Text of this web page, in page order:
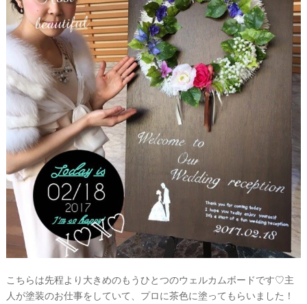
こちらは先程より大きめのもうひとつのウェルカムボードです♡主
人が塗装のお仕事をしていて、プロに茶色に塗ってもらいました！
ス
記
事
を
c
h
e
c
k
ー
ラ
ン
キ
ン
グ
ー
レ
ポ
を
見
る